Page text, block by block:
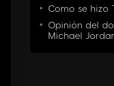
Como se hizo
Opinión del
Michael